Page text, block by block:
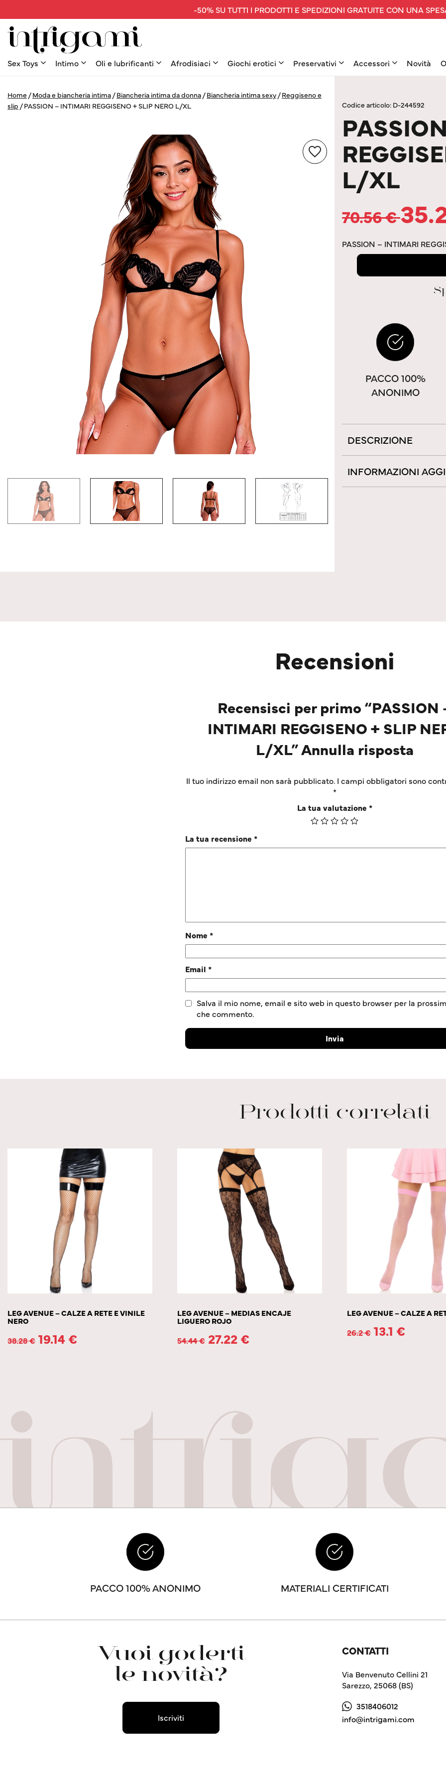
-50% SU TUTTI I PRODOTTI E SPEDIZIONI GRATUITE CON UNA
Sex Toys Intimo Oli e lubrificanti Afrodisiaci Giochi erotici Preservativi Accessori Novità
Home /Moda e biancheria intima /Biancheria intima da donna /Biancheria intima sexy /Reggiseno e
slip /PASSION – INTIMARI REGGISENO + SLIP NERO L/XL Codice articolo: D-244592
L/XL
70.56€
PASSION – INTIMARI
PACCO 100%
ANONIMO
DESCRIZIONE
INFORMAZIONI
Recensioni
Recensisci per primo “PASSION
INTIMARI REGGISENO + SLIP
L/XL” Annulla risposta
Il tuo indirizzo email non sarà pubblicato. I campi obbligatori sono
*
La tua valutazione *
La tua recensione *
Nome *
Email *
Salva il mio nome, email e sito web in questo browser per la
che commento.
Prodotti correlati
LEG AVENUE – CALZE A RETE E VINILE
NERO
38.28€ 19.14 €
LEG AVENUE – MEDIAS ENCAJE
LIGUERO ROJO
54.44€ 27.22 €
LEG AVENUE – CALZE A
26.2€ 13.1 €
PACCO 100% ANONIMO MATERIALI CERTIFICATI
Vuoi goderti
le novità?
Iscriviti
CONTATTI
Via Benvenuto Cellini 21
Sarezzo, 25068 (BS)
3518406012
info@intrigami.com